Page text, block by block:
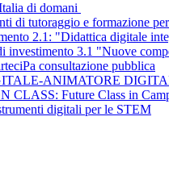
di domani
di tutoraggio e formazione
2.1: "Didattica digitale
investimento 3.1 "Nuove
consultazione pubblica
ANIMATORE
CLASS: Future Class in
digitali per le STEM